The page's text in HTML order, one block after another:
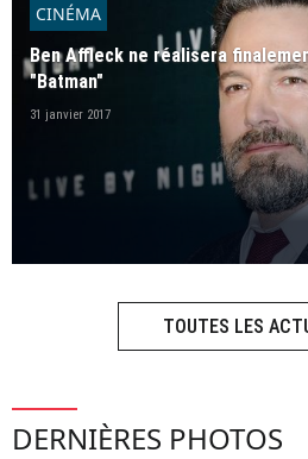
CINÉMA
Ben Affleck ne réalisera
"Batman"
31 janvier 2017
TOUTES LES
DERNIÈRES PHOTOS